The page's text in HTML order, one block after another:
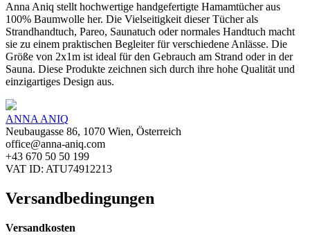
Anna Aniq stellt hochwertige handgefertigte Hamamtücher aus
100% Baumwolle her. Die Vielseitigkeit dieser Tücher als
Strandhandtuch, Pareo, Saunatuch oder normales Handtuch macht
sie zu einem praktischen Begleiter für verschiedene Anlässe. Die
Größe von 2x1m ist ideal für den Gebrauch am Strand oder in der
Sauna. Diese Produkte zeichnen sich durch ihre hohe Qualität und
einzigartiges Design aus.
ANNA ANIQ
Neubaugasse 86, 1070 Wien, Österreich
office@anna-aniq.com
+43 670 50 50 199
VAT ID: ATU74912213
Versandbedingungen
Versandkosten